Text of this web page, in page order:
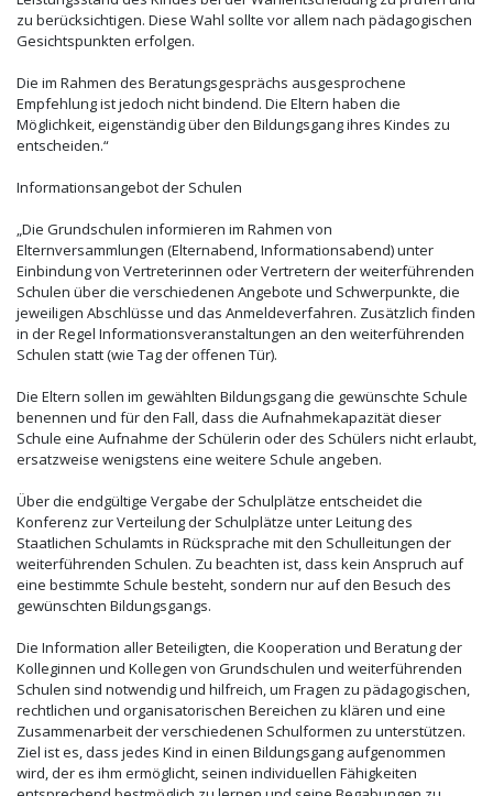
zu berücksichtigen. Diese Wahl sollte vor allem nach pädagogischen
Gesichtspunkten erfolgen.
Die im Rahmen des Beratungsgesprächs ausgesprochene
Empfehlung ist jedoch nicht bindend. Die Eltern haben die
Möglichkeit, eigenständig über den Bildungsgang ihres Kindes zu
entscheiden.“
Informationsangebot der Schulen
„Die Grundschulen informieren im Rahmen von
Elternversammlungen (Elternabend, Informationsabend) unter
Einbindung von Vertreterinnen oder Vertretern der weiterführenden
Schulen über die verschiedenen Angebote und Schwerpunkte, die
jeweiligen Abschlüsse und das Anmeldeverfahren. Zusätzlich finden
in der Regel Informationsveranstaltungen an den weiterführenden
Schulen statt (wie Tag der offenen Tür).
Die Eltern sollen im gewählten Bildungsgang die gewünschte Schule
benennen und für den Fall, dass die Aufnahmekapazität dieser
Schule eine Aufnahme der Schülerin oder des Schülers nicht erlaubt,
ersatzweise wenigstens eine weitere Schule angeben.
Über die endgültige Vergabe der Schulplätze entscheidet die
Konferenz zur Verteilung der Schulplätze unter Leitung des
Staatlichen Schulamts in Rücksprache mit den Schulleitungen der
weiterführenden Schulen. Zu beachten ist, dass kein Anspruch auf
eine bestimmte Schule besteht, sondern nur auf den Besuch des
gewünschten Bildungsgangs.
Die Information aller Beteiligten, die Kooperation und Beratung der
Kolleginnen und Kollegen von Grundschulen und weiterführenden
Schulen sind notwendig und hilfreich, um Fragen zu pädagogischen,
rechtlichen und organisatorischen Bereichen zu klären und eine
Zusammenarbeit der verschiedenen Schulformen zu unterstützen.
Ziel ist es, dass jedes Kind in einen Bildungsgang aufgenommen
wird, der es ihm ermöglicht, seinen individuellen Fähigkeiten